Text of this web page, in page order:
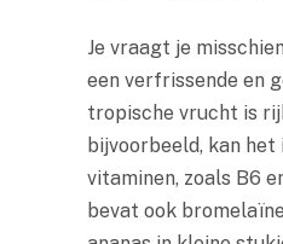
Je vraagt je
een verfrissende en
tropische vrucht is
bijvoorbeeld, kan het
vitaminen, zoals B6
bevat ook